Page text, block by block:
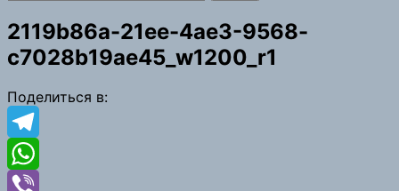
2119b86a-21ee-4ae3-9568-
c7028b19ae45_w1200_r1
Поделиться в:
Telegram
WhatsApp